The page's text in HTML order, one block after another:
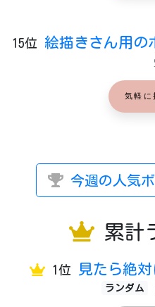
15位 絵描きさん用の
気軽に
今週の人気
累計
1位 見たら絶
ランダム